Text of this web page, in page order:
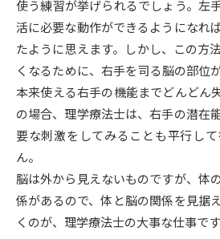
大学研究
大学で学べる内容や特徴を調べる
新増設大学・学部・学科特集
国際
データサイエンス特集 奨
デジタルパンフレット 進路
使う練習が挙げられるでしょう。左
活に必要な動作ができるようになれ
たように思えます。しかし、この方
くなるために、右手を司る脳の部位
本来使える右手の機能までどんどん
の場合、理学療法士は、右手の潜在
要な刺激をしてみることも平行し
ん。
脳は外から見えないものですが、体
係があるので、体と脳の関係を見据
くのが、理学療法士の大事な仕事です